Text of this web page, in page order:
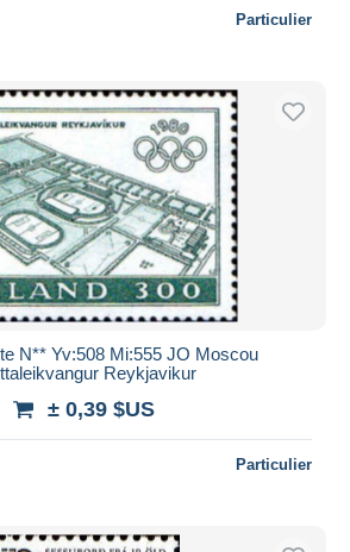
Particulier
N** Yv:508 Mi:555 JO Moscou
Reykjavikur
± 0,39 $US
Particulier